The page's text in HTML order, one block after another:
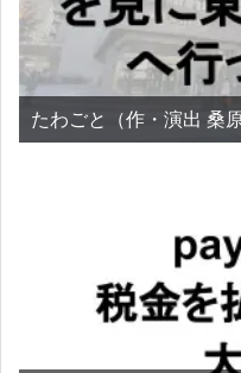
たわごと（作・演出 桑